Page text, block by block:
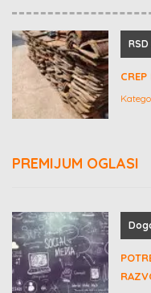
RSD
CREP
PREMIJUM OGLASI